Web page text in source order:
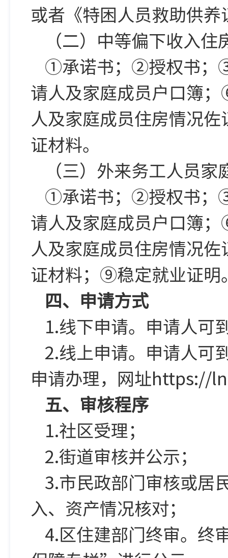
或者《特困人员救助供养
（二）中等偏下收入
①承诺书；②授权书；
请人及家庭成员户口簿
人及家庭成员住房情况
证材料。
（三）外来务工人员家
①承诺书；②授权书；
请人及家庭成员户口簿
人及家庭成员住房情况
证材料；⑨稳定就业证明
四、申请方式
1.线下申请。申请人可
2.线上申请。申请人可
申请办理，网址https://
五、审核程序
1.社区受理；
2.街道审核并公示；
3.市民政部门审核或居
入、资产情况核对；
4.区住建部门终审。终